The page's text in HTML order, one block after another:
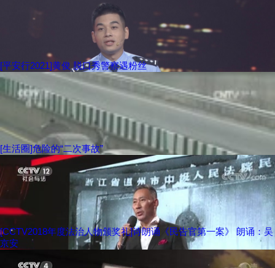
[平安行2021]黄俊 脱口秀警察遇粉丝
[生活圈]危险的“二次事故”
[CCTV2018年度法治人物颁奖礼]诗朗诵《民告官第一案》 朗诵：吴
京安